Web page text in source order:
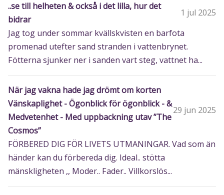
..se till helheten & också i det lilla, hur det
bidrar
1 jul 2025
Jag tog under sommar kvällskvisten en barfota
promenad utefter sand stranden i vattenbrynet.
Fötterna sjunker ner i sanden vart steg, vattnet ha...
När jag vakna hade jag drömt om korten
Vänskaplighet - Ögonblick för ögonblick - &
Medvetenhet - Med uppbackning utav ”The
Cosmos”
29 jun 2025
FÖRBERED DIG FÖR LIVETS UTMANINGAR. Vad som än
händer kan du förbereda dig. Ideal.. stötta
mänskligheten ,, Moder.. Fader.. Villkorslös...